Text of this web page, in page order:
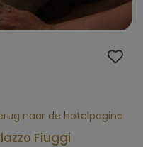
naar de hotelpagina
Fiuggi